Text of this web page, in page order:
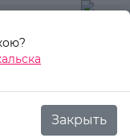
косметика Для
Закрыть